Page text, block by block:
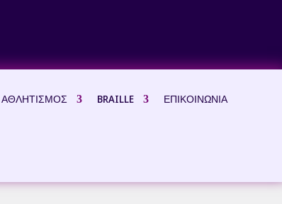
ΑΘΛΗΤΙΣΜΟΣ BRAILLE ΕΠΙΚΟΙΝΩΝΙΑ